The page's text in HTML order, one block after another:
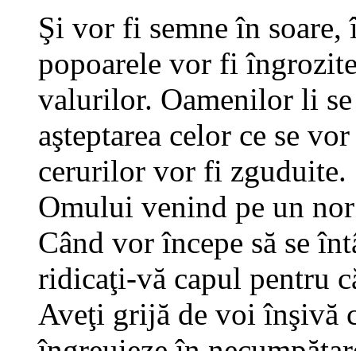
Şi vor fi semne în soare,
popoarele vor fi
valurilor. Oamenilor li
aşteptarea celor ce se
cerurilor vor fi
Omului venind pe un
Când vor începe să se
ridicaţi-vă capul pentru
Aveţi grijă de voi înşivă